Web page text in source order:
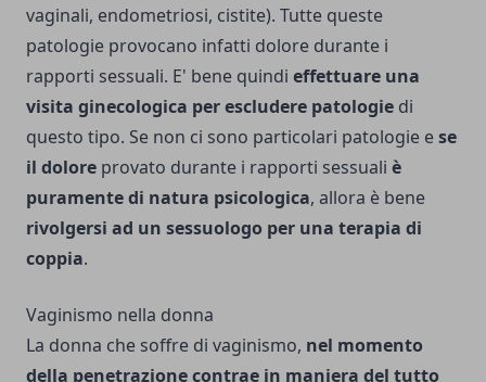
vaginali, endometriosi, cistite). Tutte queste
patologie provocano infatti dolore durante i
rapporti sessuali. E' bene quindi effettuare una
visita ginecologica per escludere patologie di
questo tipo. Se non ci sono particolari patologie ese
il dolore provato durante i rapporti sessuali è
puramente di natura psicologica, allora è bene
rivolgersi ad un sessuologo per una terapia di
coppia.
Vaginismo nella donna
La donna che soffre di vaginismo, nel momento
della penetrazione contrae in maniera del tutto